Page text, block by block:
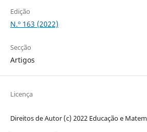
Edição
N.º 163 (2022)
Secção
Artigos
Licença
Direitos de Autor (c) 2022 Educação e